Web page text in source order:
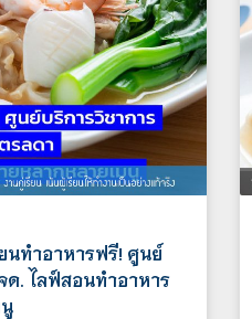
นทำอาหารฟรี! ศูนย์
ด. ไลฟ์สอนทำอาหาร